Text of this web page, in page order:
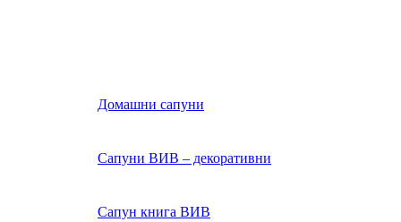
Домашни сапуни
Сапуни ВИВ – декоративни
Сапун книга ВИВ